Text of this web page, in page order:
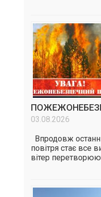
03.08.2026
Впродовж
повітря стає все
вітер